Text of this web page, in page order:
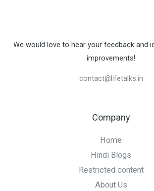
We would love to hear your feedback and
improvements!
contact@lifetalks.in
Company
Home
Hindi Blogs
Restricted content
About Us